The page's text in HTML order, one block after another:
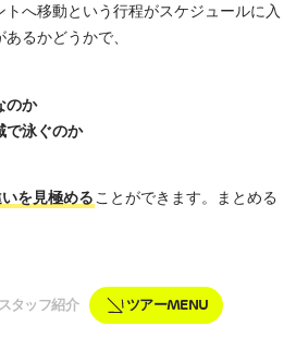
へ移動という行程がスケジュールに入
るかどうかで、
のか
で泳ぐのか
を見極めることができます。まとめる
の有無がどう記載されているか
スタッフ紹介 ツアーMENU